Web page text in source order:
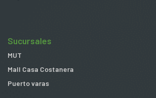
Sucursales
MUT
Mall Casa Costanera
Puerto varas